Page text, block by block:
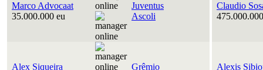
Marco Advocaat
35.000.000 eu
Juventus
Ascoli
Claudio
Alex Siqueira
Grêmio
Alexis